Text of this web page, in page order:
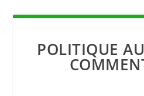
POLITIQUE